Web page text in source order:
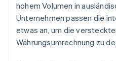
hohem Volumen in
Unternehmen passen die
etwas an, um die
Währungsumrechnung zu